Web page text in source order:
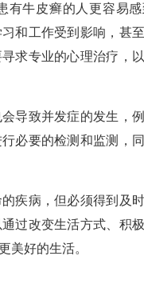
牛皮癣的人更容易感
和工作受到影响，甚
求专业的心理治疗，
致并发症的发生，
必要的检测和监测，
病，但必须得到及
过改变生活方式、积
美好的生活。